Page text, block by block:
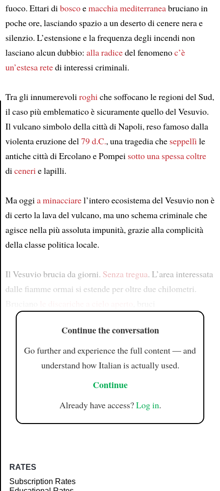
Article
fuoco. Ettari diboscoemacchia mediterraneabruciano in
poche ore, lasciando spazio a un deserto di cenere nera e
silenzio. L’estensione e la frequenza degli incendi non
lasciano alcun dubbio: alla radicedel fenomenoc’è
un’estesa retedi interessi criminali.
Tra gli innumerevoliroghiche soffocano le regioni del Sud,
il caso più emblematico è sicuramente quello del Vesuvio.
Il vulcano simbolo della città di Napoli, reso famoso dalla
violenta eruzione del79 d.C., una tragedia che seppellìle
antiche città di Ercolano e Pompei sotto una spessa coltre
dicenerie lapilli.
Ma oggia minacciarel’intero ecosistema del Vesuvio non è
di certo la lava del vulcano, ma uno schema criminale che
agisce nella più assoluta impunità, grazie alla complicità
della classe politica locale.
Il Vesuvio brucia da giorni. Senza tregua. L’area interessata
dalle fiamme ormai si estende per oltre due chilometri.
Continue the conversation
Go further and experience the full content — and
understand how Italian is actually used.
Continue
Already have access?Log in.
RATES
Subscription Rates